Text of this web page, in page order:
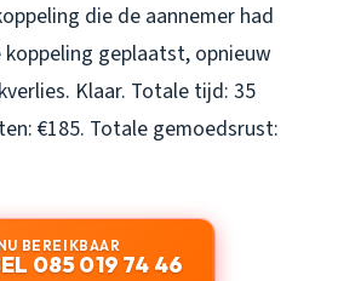
die de aannemer had
geplaatst, opnieuw
Klaar. Totale tijd: 35
€185. Totale gemoedsrust:
BEREIKBAAR
085 019 74 46